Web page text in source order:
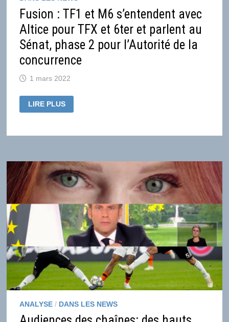
Fusion : TF1 et M6 s’entendent avec
Altice pour TFX et 6ter et parlent au
Sénat, phase 2 pour l’Autorité de la
concurrence
1 mars 2022
FUSION
:
TF1
S’ENTENDENT
TFX
ET
6TER
ET
PARLENT
AU
SÉNAT,
PHASE
2
POUR
L’AUTORITÉ
LA
CONCURRENCE
LIRE PLUS
ANALYSE/ DANS LES NEWS